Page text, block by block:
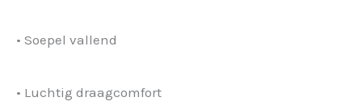
• Soepel vallend
• Luchtig draagcomfort